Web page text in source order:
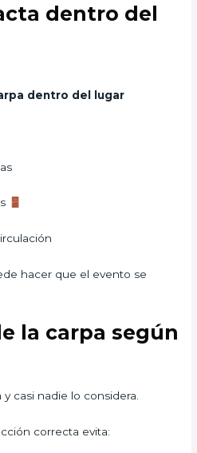
dentro del
dentro del lugar
hacer que el evento se
la carpa según
casi nadie lo considera.
correcta evita: